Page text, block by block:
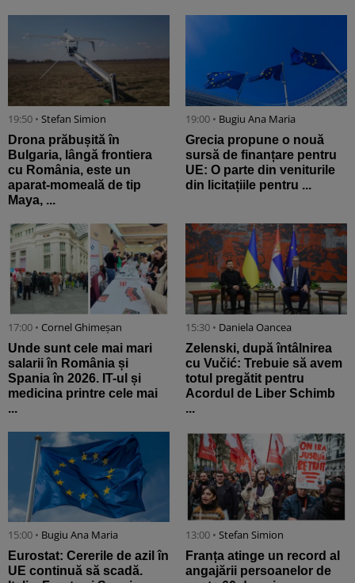
19:50 • Stefan Simion
Drona prăbușită în
Bulgaria, lângă frontiera
cu România, este un
aparat-momeală de tip
Maya, ...
19:00 • Bugiu ⁠Ana Maria
Grecia propune o nouă
sursă de finanțare pentru
UE: O parte din veniturile
din licitațiile pentru ...
17:00 • Cornel Ghimeșan
Unde sunt cele mai mari
salarii în România și
Spania în 2026. IT-ul și
medicina printre cele mai
...
15:30 • Daniela Oancea
Zelenski, după întâlnirea
cu Vučić: Trebuie să avem
totul pregătit pentru
Acordul de Liber Schimb
...
15:00 • Bugiu ⁠Ana Maria
Eurostat: Cererile de azil în
UE continuă să scadă.
13:00 • Stefan Simion
Franța atinge un record al
angajării persoanelor de